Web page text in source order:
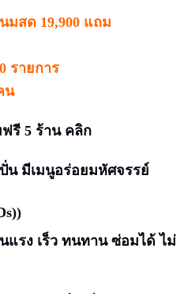
สด 19,900 แถม
รายการ
น
รี 5 ร้านคลิก
มีเมนูอร่อยมหัศจรรย์
))
แรง เร็ว ทนทาน ซ่อมได้ ไม่